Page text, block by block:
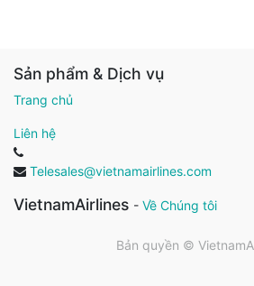
Sản phẩm & Dịch vụ
Trang chủ
Liên hệ
Telesales@vietnamairlines.com
VietnamAirlines - Về Chúng tôi
Bản quyền ©